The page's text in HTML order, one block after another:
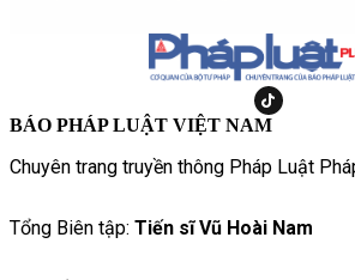
BÁO PHÁP LUẬT VIỆT NAM
Chuyên trang truyền thông Pháp Luật
Tổng Biên tập: Tiến sĩ Vũ Hoài Nam